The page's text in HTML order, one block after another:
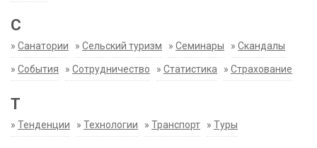
С
» Санатории » Сельский туризм » Семинары » Скандалы
» События » Сотрудничество » Статистика » Страхование
Т
» Тенденции » Технологии » Транспорт » Туры